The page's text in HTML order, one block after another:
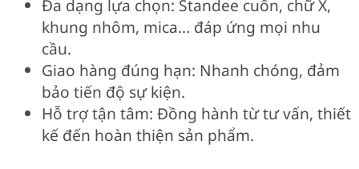
Đa dạng lựa chọn: Standee cuốn, chữ X,
khung nhôm, mica… đáp ứng mọi nhu
cầu.
Giao hàng đúng hạn: Nhanh chóng, đảm
bảo tiến độ sự kiện.
Hỗ trợ tận tâm: Đồng hành từ tư vấn, thiết
kế đến hoàn thiện sản phẩm.